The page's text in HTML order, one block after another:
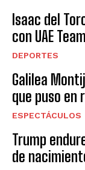
Isaac del
con UAE
DEPORTES
Galilea
que puso en
ESPECTÁCULOS
Trump
de